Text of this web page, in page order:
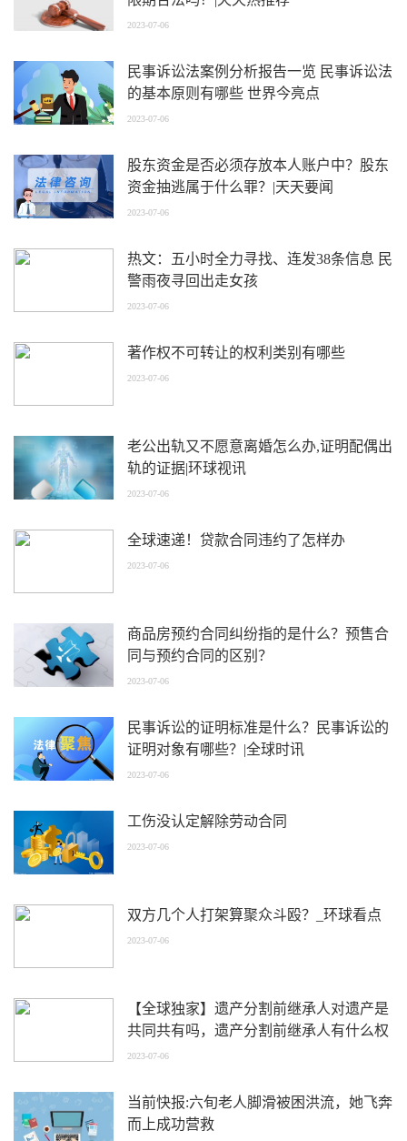
2023-07-06
民事诉讼法案例分析报告一览 民事诉讼法
的基本原则有哪些 世界今亮点
2023-07-06
股东资金是否必须存放本人账户中？股东
资金抽逃属于什么罪？|天天要闻
2023-07-06
热文：五小时全力寻找、连发38条信息 民
警雨夜寻回出走女孩
2023-07-06
著作权不可转让的权利类别有哪些
2023-07-06
老公出轨又不愿意离婚怎么办,证明配偶出
轨的证据|环球视讯
2023-07-06
全球速递！贷款合同违约了怎样办
2023-07-06
商品房预约合同纠纷指的是什么？预售合
同与预约合同的区别？
2023-07-06
民事诉讼的证明标准是什么？民事诉讼的
证明对象有哪些？|全球时讯
2023-07-06
工伤没认定解除劳动合同
2023-07-06
双方几个人打架算聚众斗殴？_环球看点
2023-07-06
【全球独家】遗产分割前继承人对遗产是
共同共有吗，遗产分割前继承人有什么权
利
2023-07-06
当前快报:六旬老人脚滑被困洪流，她飞奔
而上成功营救